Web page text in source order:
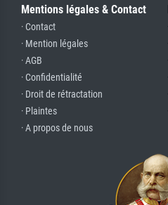
Mentions légales & Contact
· Contact
· Mention légales
· AGB
· Confidentialité
· Droit de rétractation
· Plaintes
· A propos de nous